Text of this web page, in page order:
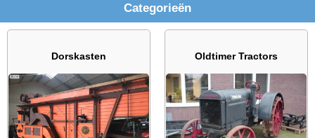
Categorieën
Dorskasten Oldtimer Tractors